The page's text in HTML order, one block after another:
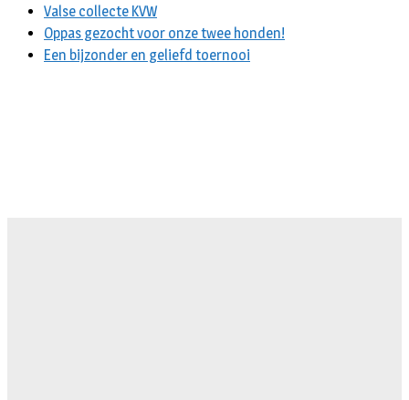
Valse collecte KVW
Oppas gezocht voor onze twee honden!
Een bijzonder en geliefd toernooi